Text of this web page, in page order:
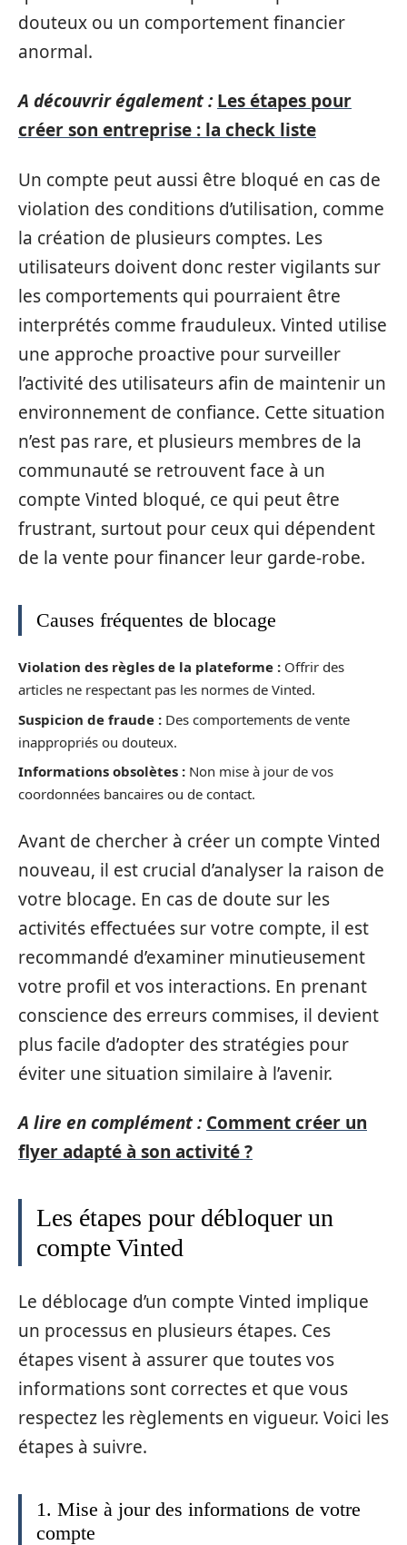
douteux ou un comportement financier
anormal.
A découvrir également : Les étapes pour
créer son entreprise : la check liste
Un compte peut aussi être bloqué en cas de
violation des conditions d’utilisation, comme
la création de plusieurs comptes. Les
utilisateurs doivent donc rester vigilants sur
les comportements qui pourraient être
interprétés comme frauduleux. Vinted utilise
une approche proactive pour surveiller
l’activité des utilisateurs afin de maintenir un
environnement de confiance. Cette situation
n’est pas rare, et plusieurs membres de la
communauté se retrouvent face à un
compte Vinted bloqué, ce qui peut être
frustrant, surtout pour ceux qui dépendent
de la vente pour financer leur garde-robe.
Causes fréquentes de blocage
Violation des règles de la plateforme : Offrir des
articles ne respectant pas les normes de Vinted.
Suspicion de fraude : Des comportements de vente
inappropriés ou douteux.
Informations obsolètes : Non mise à jour de vos
coordonnées bancaires ou de contact.
Avant de chercher à créer un compte Vinted
nouveau, il est crucial d’analyser la raison de
votre blocage. En cas de doute sur les
activités effectuées sur votre compte, il est
recommandé d’examiner minutieusement
votre profil et vos interactions. En prenant
conscience des erreurs commises, il devient
plus facile d’adopter des stratégies pour
éviter une situation similaire à l’avenir.
A lire en complément : Comment créer un
flyer adapté à son activité ?
Les étapes pour débloquer un
compte Vinted
Le déblocage d’un compte Vinted implique
un processus en plusieurs étapes. Ces
étapes visent à assurer que toutes vos
informations sont correctes et que vous
respectez les règlements en vigueur. Voici les
étapes à suivre.
1. Mise à jour des informations de votre
compte